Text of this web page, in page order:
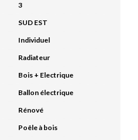
3
SUD EST
Individuel
Radiateur
Bois + Electrique
Ballon électrique
Rénové
Poêle à bois